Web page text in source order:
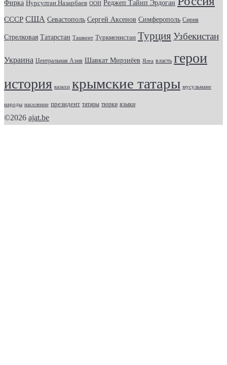
Фирка Нурсултан Назарбаев ООН Реджеп Тайип Эрдоган
СССР США Севастополь Сергей Аксенов Симферополь Сирия
Стрелковая Татарстан Ташкент Туркменистан Турция Узбекистан
Украина Центральная Азия Шавкат Мирзиёев Ялта власть герои
история казахи крымские татары мусульмане
народы население президент татары тюрки языки
©2026 ajat.be